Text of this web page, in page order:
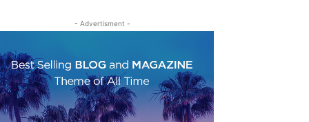
- Advertisment -